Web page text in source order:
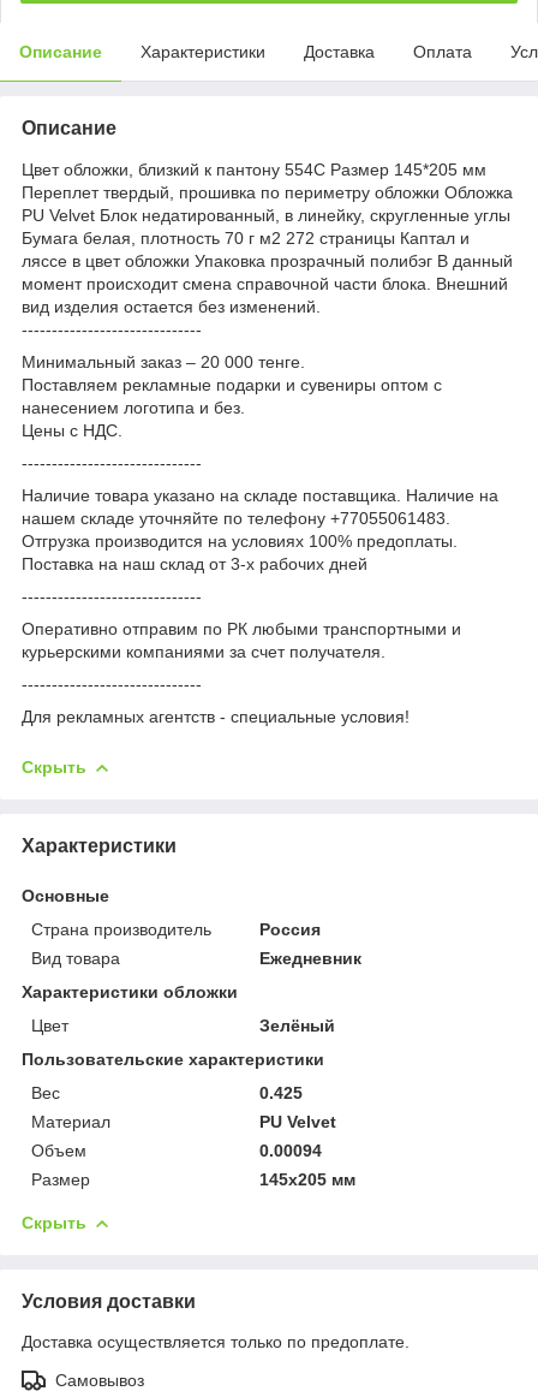
Описание Характеристики Доставка Оплата
Описание
Цвет обложки, близкий к пантону 554C Размер 145*205 мм
Переплет твердый, прошивка по периметру обложки Обложка
PU Velvet Блок недатированный, в линейку, скругленные углы
Бумага белая, плотность 70 г м2 272 страницы Каптал и
ляссе в цвет обложки Упаковка прозрачный полибэг В данный
момент происходит смена справочной части блока. Внешний
вид изделия остается без изменений.
------------------------------
Минимальный заказ – 20 000 тенге.
Поставляем рекламные подарки и сувениры оптом с
нанесением логотипа и без.
Цены с НДС.
------------------------------
Наличие товара указано на складе поставщика. Наличие на
нашем складе уточняйте по телефону +77055061483.
Отгрузка производится на условиях 100% предоплаты.
Поставка на наш склад от 3-x рабочих дней
------------------------------
Оперативно отправим по РК любыми транспортными и
курьерскими компаниями за счет получателя.
------------------------------
Для рекламных агентств - специальные условия!
Скрыть
Характеристики
Основные
Страна производитель
Россия
Вид товара
Ежедневник
Характеристики обложки
Цвет
Зелёный
Пользовательские характеристики
Вес
0.425
Материал
PU Velvet
Объем
0.00094
Размер
145х205 мм
Скрыть
Условия доставки
Доставка осуществляется только по предоплате.
Самовывоз